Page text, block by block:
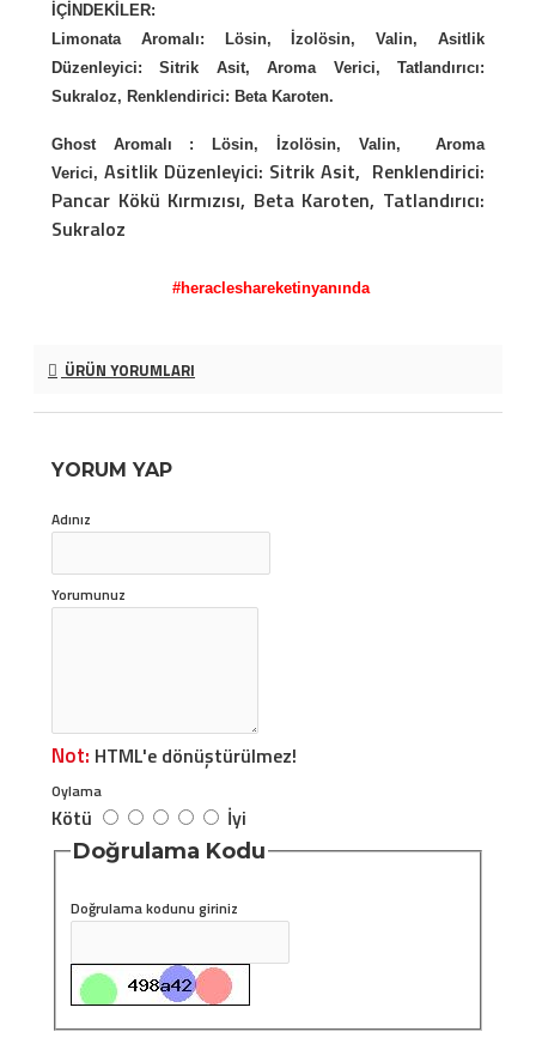
İÇİNDEKİLER:
Limonata Aromalı: Lösin, İzolösin, Valin, Asitlik
Düzenleyici: Sitrik Asit, Aroma Verici, Tatlandırıcı:
Sukraloz, Renklendirici: Beta Karoten.
Ghost Aromalı :
Lösin, İzolösin, Valin, Aroma
Verici, Asitlik Düzenleyici: Sitrik Asit, Renklendirici:
Pancar Kökü Kırmızısı, Beta Karoten, Tatlandırıcı:
Sukraloz
#heracleshareketinyanında
ÜRÜN YORUMLARI
YORUM YAP
Adınız
Yorumunuz
Not: HTML'e dönüştürülmez!
Oylama
Kötü İyi
Doğrulama Kodu
Doğrulama kodunu giriniz